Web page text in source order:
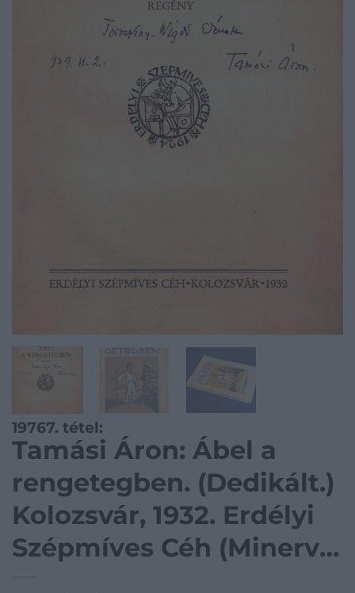
19767. tétel:
Tamási Áron: Ábel a
rengetegben. (Dedikált.)
Kolozsvár, 1932. Erdélyi
Szépmíves Céh (Minerva